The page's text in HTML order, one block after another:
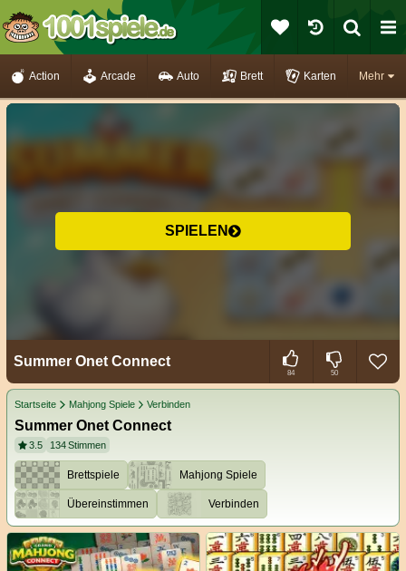
Mehr
Action Arcade Auto Brett Karten
SPIELEN
Summer Onet Connect
84 50
Startseite Mahjong Spiele Verbinden
Summer Onet Connect
3.5 134Stimmen
Brettspiele Mahjong Spiele
Übereinstimmen Verbinden